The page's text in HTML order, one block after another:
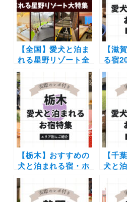
【全国】愛犬と泊ま
れる星野リゾート全
42施設大特集！実際
のお泊まり写真レポ
や口コミも | 大切な
ペットと特別な旅行
を楽しもう♪
【滋
る宿
でか
ミ付
宿か
ージ
【栃木】おすすめの
犬と泊まれる宿・ホ
テル・ヴィラ20選 |
人気の那須や日光へ
愛犬と旅しよう♪
【千
犬と
（実
ポあ
プラ